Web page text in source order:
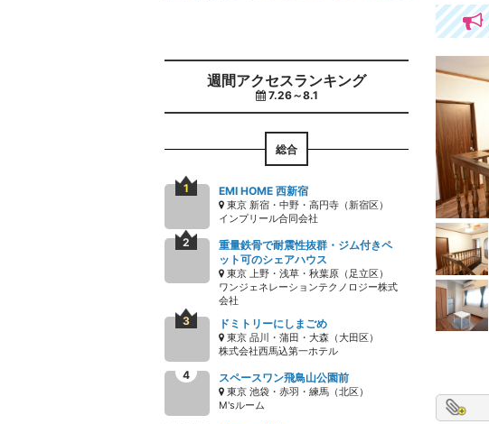
週間アクセスランキング
7.26～8.1
総合
EMI HOME 西新宿
東京 新宿・中野・高円寺（新宿区）
インプリール合同会社
重量鉄骨で耐震性抜群・ジム付きペ
ット可のシェアハウス
東京 上野・浅草・秋葉原（足立区）
ワンジェネレーションテクノロジー株式
会社
ドミトリーにしまごめ
東京 品川・蒲田・大森（大田区）
株式会社西馬込第一ホテル
スペースワン飛鳥山公園前
東京 池袋・赤羽・練馬（北区）
M'sルーム